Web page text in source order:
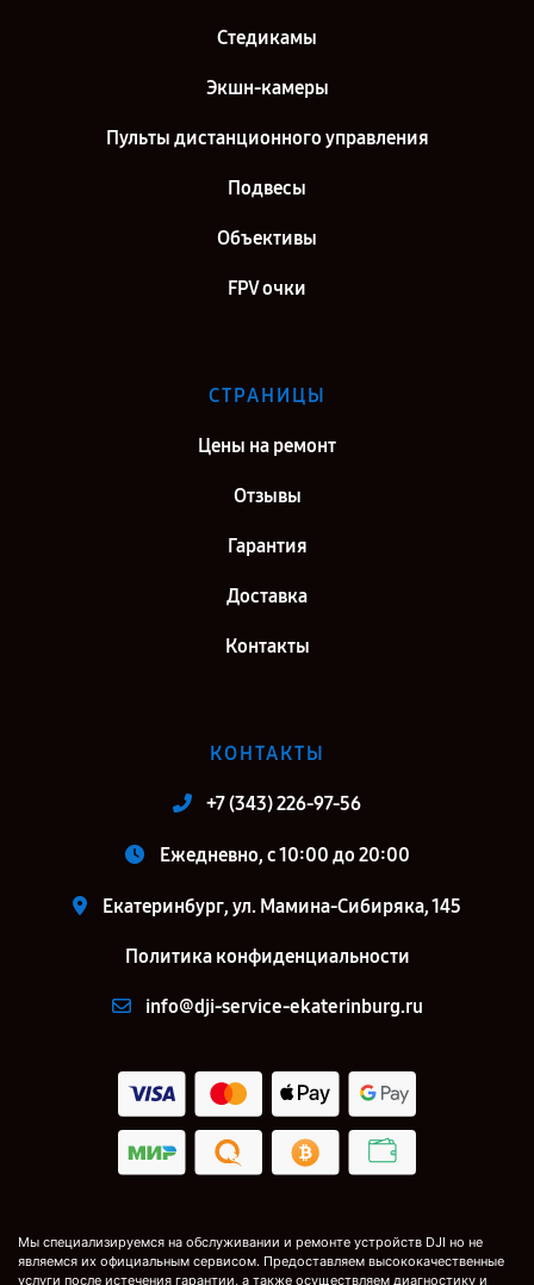
Стедикамы
Экшн-камеры
Пульты дистанционного управления
Подвесы
Объективы
FPV очки
СТРАНИЦЫ
Цены на ремонт
Отзывы
Гарантия
Доставка
Контакты
КОНТАКТЫ
+7 (343) 226-97-56
Ежедневно, с 10:00 до 20:00
Екатеринбург, ул. Мамина-Сибиряка, 145
Политика конфиденциальности
info@dji-service-ekaterinburg.ru
Мы специализируемся на обслуживании и ремонте устройств DJI но не
являемся их официальным сервисом. Предоставляем высококачественные
услуги после истечения гарантии, а также осуществляем диагностику и